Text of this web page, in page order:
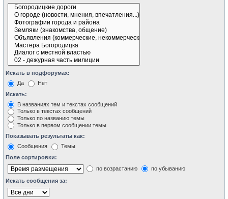
Искать в подфорумах:
Да
Нет
Искать:
В названиях тем и текстах сообщений
Только в текстах сообщений
Только по названию темы
Только в первом сообщении темы
Показывать результаты как:
Сообщения
Темы
Поле сортировки:
по возрастанию
по убыванию
Искать сообщения за: